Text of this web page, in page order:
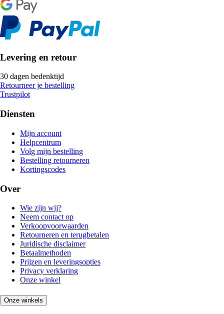
Levering en retour
30 dagen bedenktijd
Retourneer je bestelling
Trustpilot
Diensten
Mijn account
Helpcentrum
Volg mijn bestelling
Bestelling retourneren
Kortingscodes
Over
Wie zijn wij?
Neem contact op
Verkoopvoorwaarden
Retourneren en terugbetalen
Juridische disclaimer
Betaalmethoden
Prijzen en leveringsopties
Privacy verklaring
Onze winkel
Onze winkels